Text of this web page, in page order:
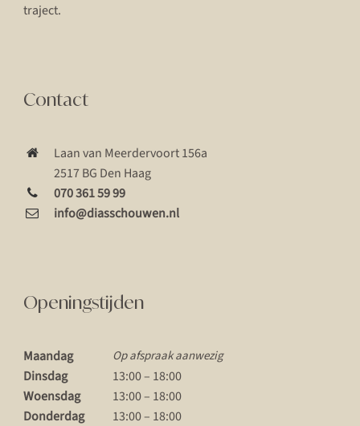
traject.
Contact
Laan van Meerdervoort 156a
2517 BG Den Haag
070 361 59 99
info@diasschouwen.nl
Openingstijden
Maandag Op afspraak aanwezig
Dinsdag
13:00 – 18:00
Woensdag
13:00 – 18:00
Donderdag
13:00 – 18:00